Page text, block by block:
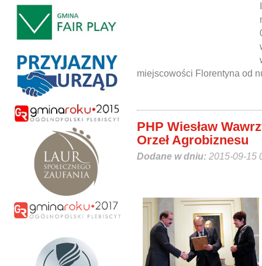
miejscowości Florentyna od
PHP Wiesław
Orzeł Agrobiznesu
Dodane w dniu: 2015-09-15